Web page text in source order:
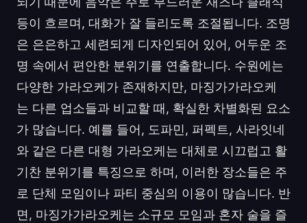
등이 흐르며, 대화가 잘 들리도록 조절됩니다. 조명
은 은은하고 세련되게 디자인되어 있어, 어두운 조
명 속에서 편안한 분위기를 연출합니다. 수원에는
다양한 가라오케가 존재하지만, 마징가가라오케
는 다른 업소들과 비교할 때, 확실한 차별화된 요소
가 많습니다. 예를 들어, 도파민, 퍼펙트, 사라잇네
와 같은 다른 대형 가라오케는 대체로 시끄럽고 활
기찬 분위기를 특징으로 하며, 이러한 장소들은 주
로 단체 모임이나 파티 중심의 이용이 많습니다. 반
면, 마징가가라오케는 소규모 모임과 혼자 술을 즐